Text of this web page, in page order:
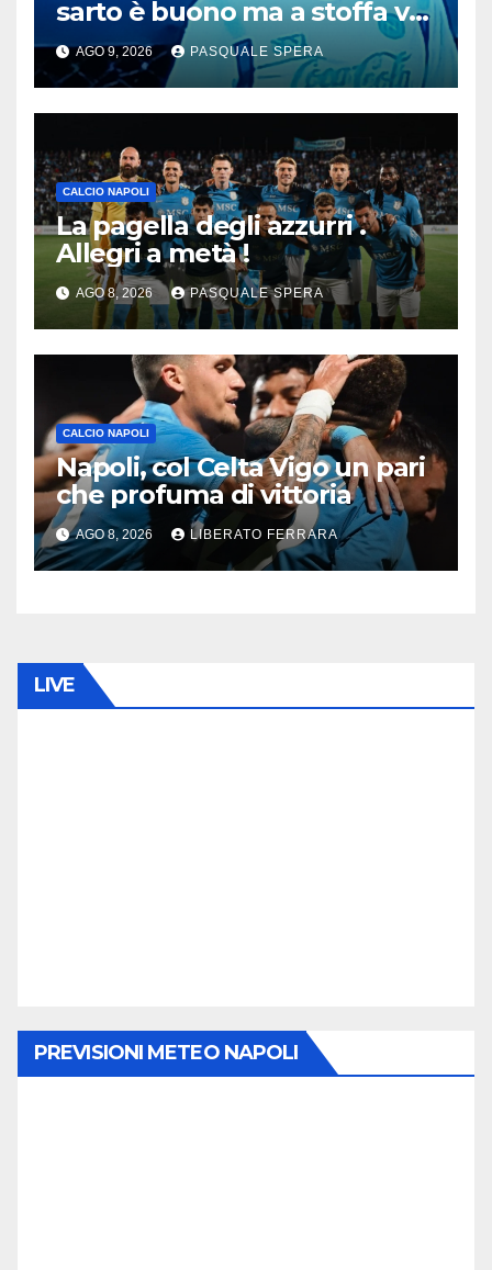
sarto è buono ma a stoffa va
migliorata !
AGO 9, 2026 PASQUALE SPERA
CALCIO NAPOLI
La pagella degli azzurri .
Allegri a metà !
AGO 8, 2026 PASQUALE SPERA
CALCIO NAPOLI
Napoli, col Celta Vigo un pari
che profuma di vittoria
AGO 8, 2026 LIBERATO FERRARA
LIVE
PREVISIONI METEO NAPOLI